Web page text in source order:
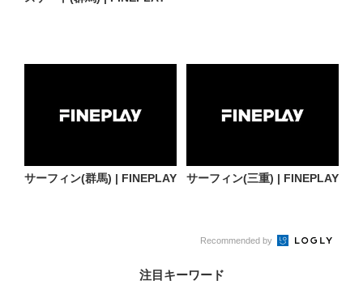
サーフィン(群馬) | FINEPLAY サーフィン(三重) | FINEPLAY
Recommended by
注目キーワード